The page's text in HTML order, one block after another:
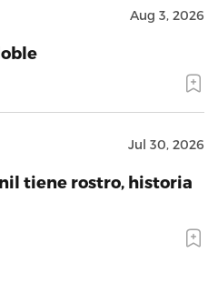
Aug 3, 2026
Jul 30, 2026
tiene rostro, historia